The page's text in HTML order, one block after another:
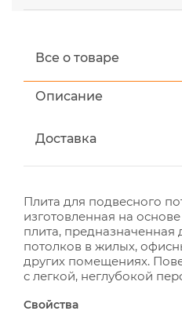
Все о товаре
Описание
Доставка
Плита для подвесного
изготовленная на
плита,
потолков в жилых,
других помещениях.
с легкой, неглубокой
Свойства